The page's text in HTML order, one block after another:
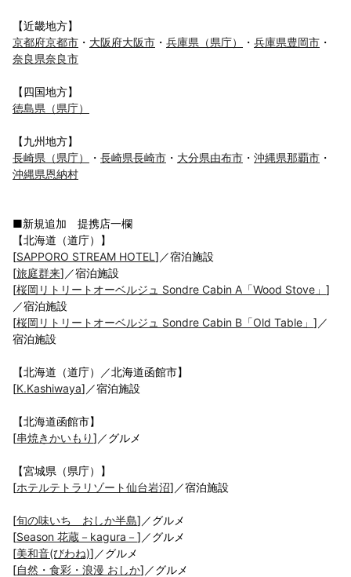
【近畿地方】
京都府京都市 ・ 大阪府大阪市 ・ 兵庫県（県庁） ・ 兵庫県豊岡市 ・
奈良県奈良市
【四国地方】
徳島県（県庁）
【九州地方】
長崎県（県庁）
・ 長崎県長崎市 ・ 大分県由布市 ・ 沖縄県那覇市 ・
沖縄県恩納村
■新規追加 提携店一欄
【北海道（道庁）】
[SAPPORO STREAM HOTEL ]／宿泊施設
[旅庭群来]／宿泊施設
[桜岡リトリートオーベルジュ Sondre Cabin A「Wood Stove」 ]
／宿泊施設
[桜岡リトリートオーベルジュ Sondre Cabin B「Old Table」 ]／
宿泊施設
【北海道（道庁）／北海道函館市】
[K.Kashiwaya]／宿泊施設
【北海道函館市】
[串焼きかいもり]／グルメ
【宮城県（県庁）】
[ホテルテトラリゾート仙台岩沼]／宿泊施設
[旬の味いち おしか半島]／グルメ
[Season 花蔵－kagura－ ]／グルメ
[美和音(びわね)]／グルメ
[自然・食彩・浪漫 おしか]／グルメ